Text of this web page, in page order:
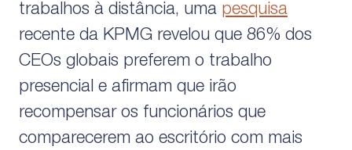
trabalhos à distância, uma pesquisa
recente da KPMG revelou que 86% dos
CEOs globais preferem o trabalho
presencial e afirmam que irão
recompensar os funcionários que
comparecerem ao escritório com mais